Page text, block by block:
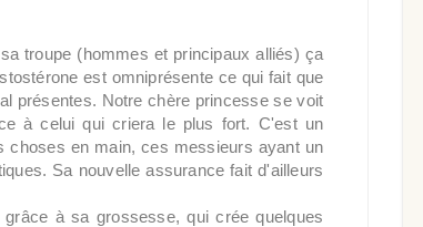
troupe (hommes et principaux alliés) ça
est omniprésente ce qui fait que
présentes. Notre chère princesse se voit
à celui qui criera le plus fort. C'est un
choses en main, ces messieurs ayant un
Sa nouvelle assurance fait d'ailleurs
à sa grossesse, qui crée quelques